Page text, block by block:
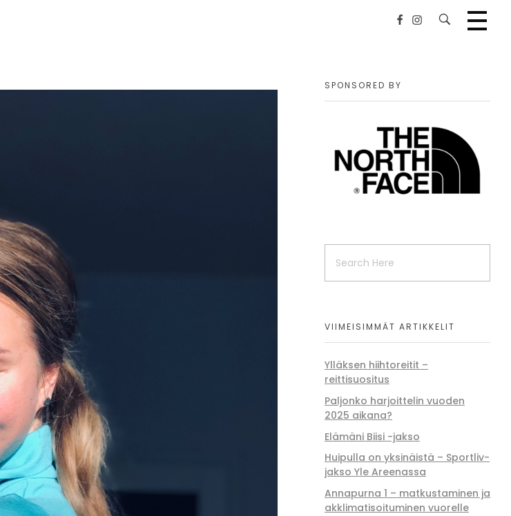
SPONSORED BY
VIIMEISIMMÄT ARTIKKELIT
Ylläksen hiihtoreitit –
reittisuositus
Paljonko harjoittelin vuoden
2025 aikana?
Elämäni Biisi -jakso
Huipulla on yksinäistä – Sportliv-
jakso Yle Areenassa
Annapurna 1 – matkustaminen ja
akklimatisoituminen vuorelle